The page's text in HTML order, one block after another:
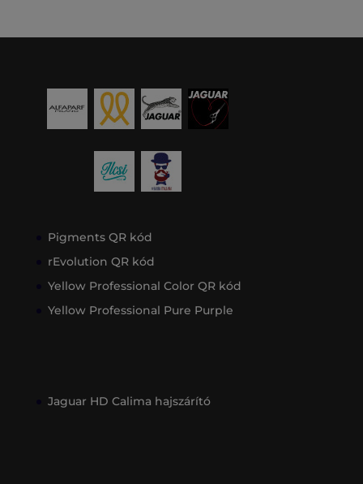
Pigments QR kód
rEvolution QR kód
Yellow Professional Color QR kód
Yellow Professional Pure Purple
Jaguar HD Calima hajszárító